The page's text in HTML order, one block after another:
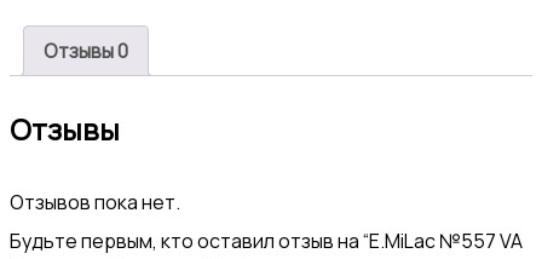
Отзывы0
Отзывы
Отзывов пока нет.
Будьте первым, кто оставил отзыв на “E.MiLac №557 VA